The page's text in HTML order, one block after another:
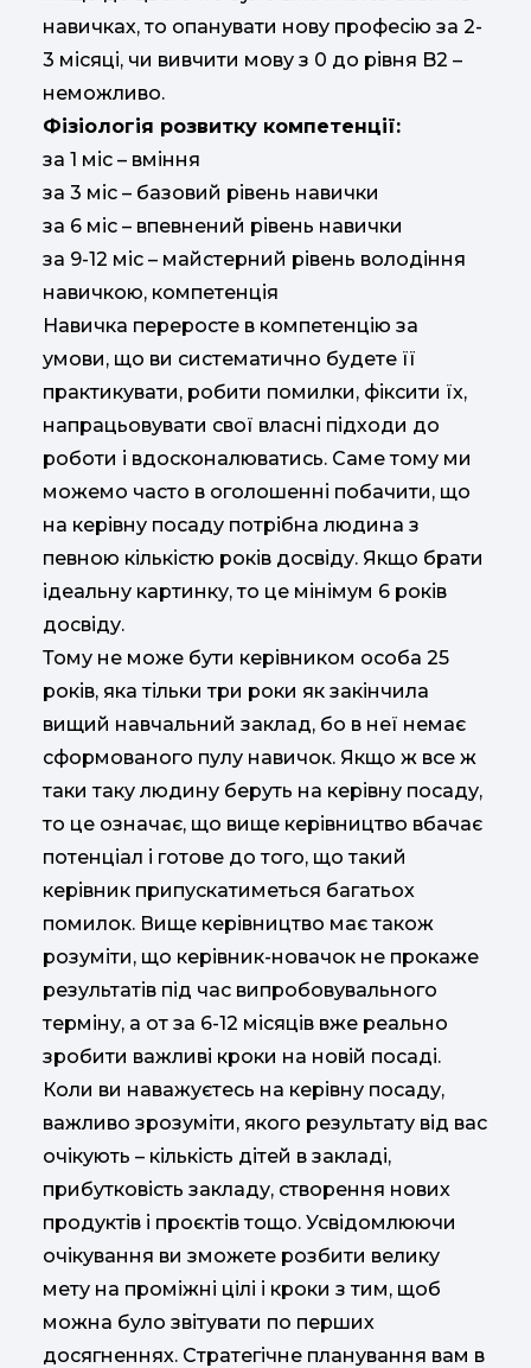
навичках, то опанувати нову професію за 2-
3 місяці, чи вивчити мову з 0 до рівня B2 –
неможливо.
Фізіологія розвитку компетенції:
за 1 міс – вміння
за 3 міс – базовий рівень навички
за 6 міс – впевнений рівень навички
за 9-12 міс – майстерний рівень володіння
навичкою, компетенція
Навичка переросте в компетенцію за
умови, що ви систематично будете її
практикувати, робити помилки, фіксити їх,
напрацьовувати свої власні підходи до
роботи і вдосконалюватись. Саме тому ми
можемо часто в оголошенні побачити, що
на керівну посаду потрібна людина з
певною кількістю років досвіду. Якщо брати
ідеальну картинку, то це мінімум 6 років
досвіду.
Тому не може бути керівником особа 25
років, яка тільки три роки як закінчила
вищий навчальний заклад, бо в неї немає
сформованого пулу навичок. Якщо ж все ж
таки таку людину беруть на керівну посаду,
то це означає, що вище керівництво вбачає
потенціал і готове до того, що такий
керівник припускатиметься багатьох
помилок. Вище керівництво має також
розуміти, що керівник-новачок не прокаже
результатів під час випробовувального
терміну, а от за 6-12 місяців вже реально
зробити важливі кроки на новій посаді.
Коли ви наважуєтесь на керівну посаду,
важливо зрозуміти, якого результату від вас
очікують – кількість дітей в закладі,
прибутковість закладу, створення нових
продуктів і проєктів тощо. Усвідомлюючи
очікування ви зможете розбити велику
мету на проміжні цілі і кроки з тим, щоб
можна було звітувати по перших
досягненнях. Стратегічне планування вам в